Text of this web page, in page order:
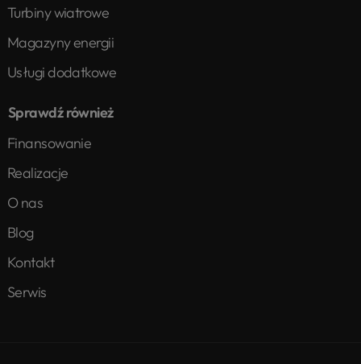
Turbiny wiatrowe
Magazyny energii
Usługi dodatkowe
Sprawdź również
Finansowanie
Realizacje
O nas
Blog
Kontakt
Serwis